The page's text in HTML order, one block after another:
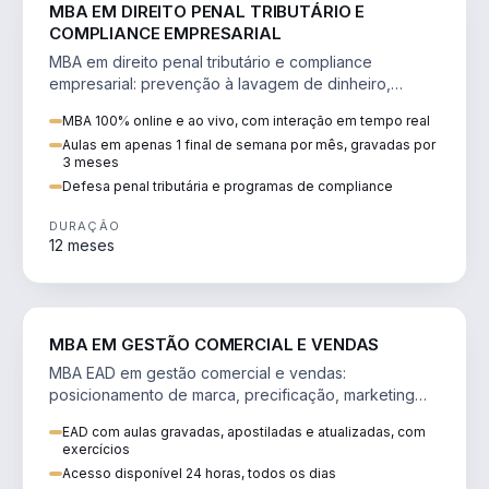
MBA EM DIREITO PENAL TRIBUTÁRIO E
COMPLIANCE EMPRESARIAL
MBA em direito penal tributário e compliance
empresarial: prevenção à lavagem de dinheiro,
MBA 100% online e ao vivo, com interação em tempo real
Aulas em apenas 1 final de semana por mês, gravadas por
3 meses
Defesa penal tributária e programas de compliance
DURAÇÃO
12 meses
MBA EM GESTÃO COMERCIAL E VENDAS
MBA EAD em gestão comercial e vendas:
posicionamento de marca, precificação, marketing
EAD com aulas gravadas, apostiladas e atualizadas, com
exercícios
Acesso disponível 24 horas, todos os dias